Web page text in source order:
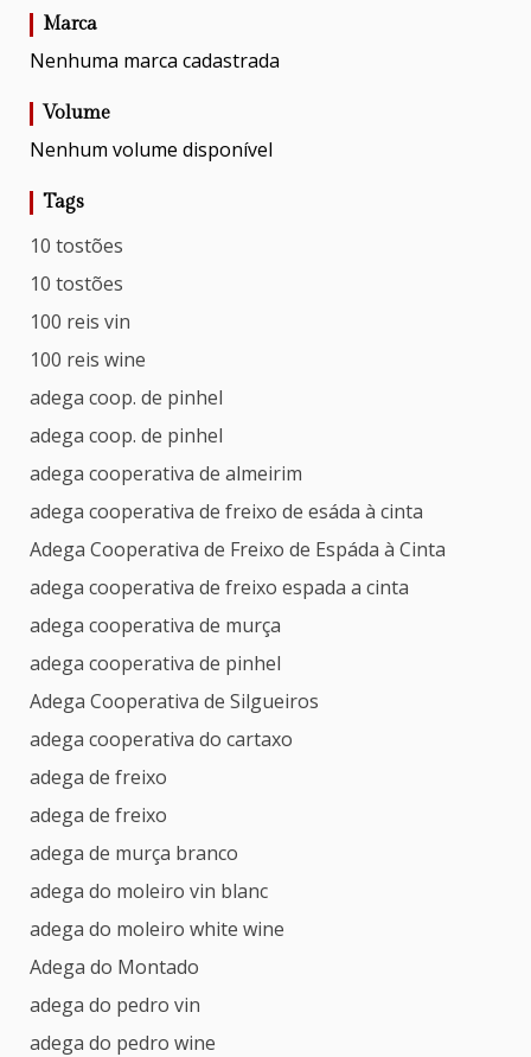
Marca
Nenhuma marca cadastrada
Volume
Nenhum volume disponível
Tags
10 tostões
10 tostões
100 reis vin
100 reis wine
adega coop. de pinhel
adega coop. de pinhel
adega cooperativa de almeirim
adega cooperativa de freixo de esáda à cinta
Adega Cooperativa de Freixo de Espáda à Cinta
adega cooperativa de freixo espada a cinta
adega cooperativa de murça
adega cooperativa de pinhel
Adega Cooperativa de Silgueiros
adega cooperativa do cartaxo
adega de freixo
adega de freixo
adega de murça branco
adega do moleiro vin blanc
adega do moleiro white wine
Adega do Montado
adega do pedro vin
adega do pedro wine